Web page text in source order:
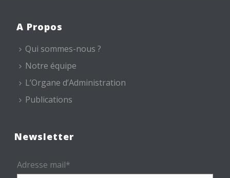
A Propos
Qui sommes-nous ?
Notre équipe
L’Organe d’Administration
Publications
Newsletter
Adresse mail*